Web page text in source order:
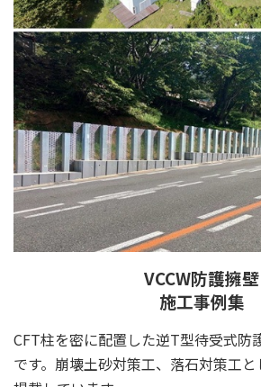
VCCW防護擁壁
施工事例集
CFT柱を密に配置した逆T型待受式防
です。崩壊土砂対策工、落石対策工